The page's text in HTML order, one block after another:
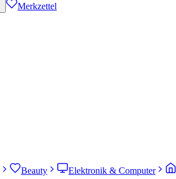
Merkzettel
Beauty Elektronik & Computer